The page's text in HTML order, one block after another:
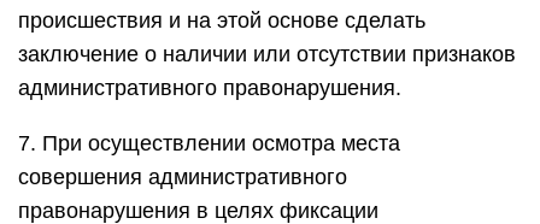
происшествия и на этой основе сделать
заключение о наличии или отсутствии признаков
административного правонарушения.
7. При осуществлении осмотра места
совершения административного
правонарушения в целях фиксации